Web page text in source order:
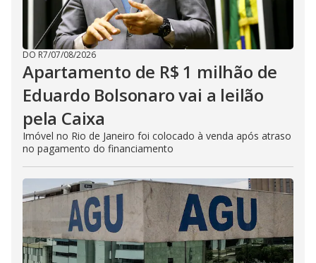
DO R7/07/08/2026
Apartamento de R$ 1 milhão de
Eduardo Bolsonaro vai a leilão
pela Caixa
Imóvel no Rio de Janeiro foi colocado à venda após atraso
no pagamento do financiamento